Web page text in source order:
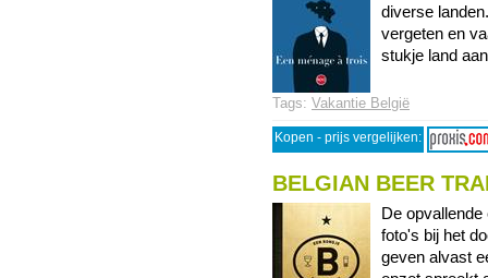
diverse
vergeten en
stukje land
Tags: Vakantie België
Kopen - prijs vergelijken:
BELGIAN BEER
De
foto's bij het
geven alvast